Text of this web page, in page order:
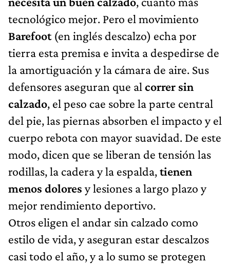
tecnológico mejor. Pero el movimiento
Barefoot(en inglés descalzo) echa por
tierra esta premisa e invita a despedirse de
la amortiguación y la cámara de aire. Sus
defensores aseguran que al correr sin
calzado, el peso cae sobre la parte central
del pie, las piernas absorben el impacto y el
cuerpo rebota con mayor suavidad. De este
modo, dicen que se liberan de tensión las
rodillas, la cadera y la espalda,tienen
menos dolores y lesiones a largo plazo y
mejor rendimiento deportivo.
Otros eligen el andar sin calzado como
estilo de vida, y aseguran estar descalzos
casi todo el año, y a lo sumo se protegen